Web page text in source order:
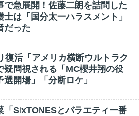
で急展開！佐藤二朗を詰問した
士は「国分太一ハラスメント」
だった
復活「アメリカ横断ウルトラク
疑問視される「MC櫻井翔の役
選開場」「分断ロケ」
「SixTONESとバラエティー番